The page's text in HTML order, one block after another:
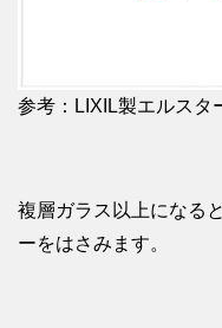
参考：LIXIL製エルスタ
複層ガラス以上になる
ーをはさみます。